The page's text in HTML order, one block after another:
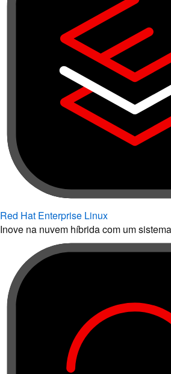
Red Hat Enterprise Linux
Inove na nuvem híbrida com um